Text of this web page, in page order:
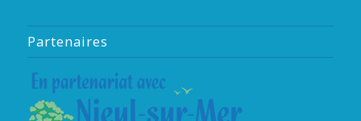
Partenaires